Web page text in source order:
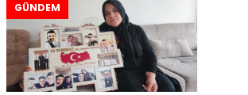
GÜNDEM